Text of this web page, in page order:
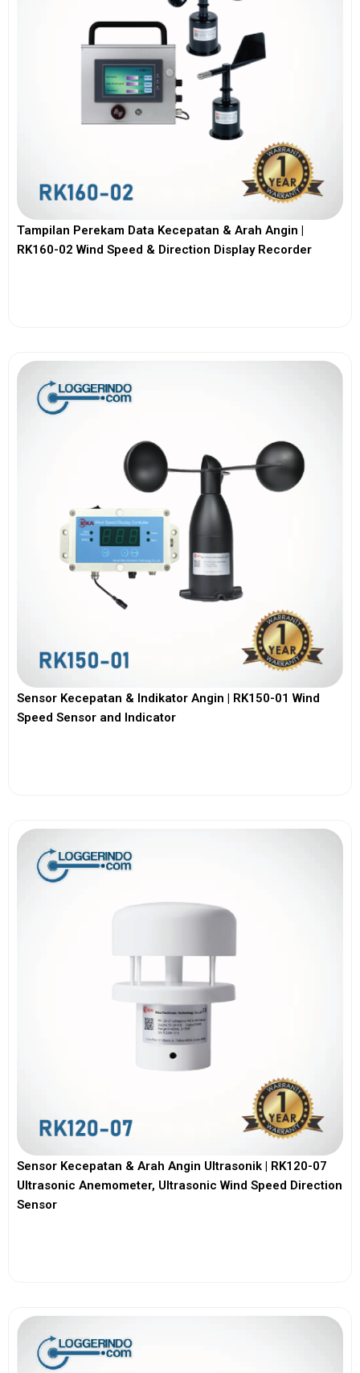
Tampilan Perekam Data Kecepatan & Arah Angin |
RK160-02 Wind Speed & Direction Display Recorder
Sensor Kecepatan & Indikator Angin | RK150-01 Wind
Speed Sensor and Indicator
Sensor Kecepatan & Arah Angin Ultrasonik | RK120-07
Ultrasonic Anemometer, Ultrasonic Wind Speed Direction
Sensor